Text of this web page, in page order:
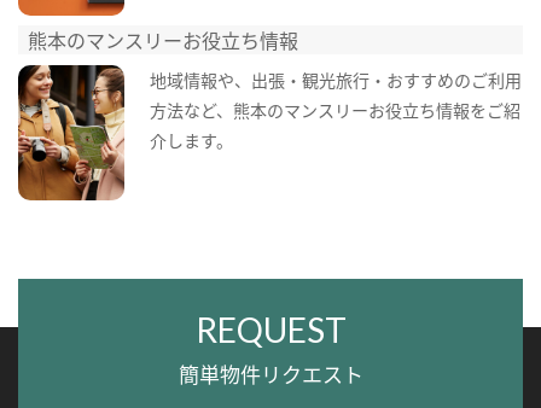
熊本のマンスリーお役立ち情報
地域情報や、出張・観光旅行・おすすめのご利用
方法など、熊本のマンスリーお役立ち情報をご紹
介します。
REQUEST
簡単物件リクエスト